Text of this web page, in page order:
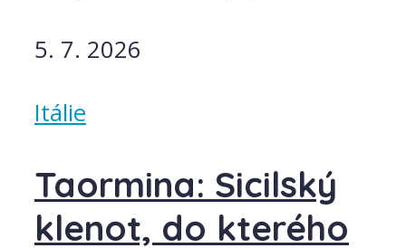
5. 7. 2026
Itálie
Taormina: Sicilský
klenot, do kterého